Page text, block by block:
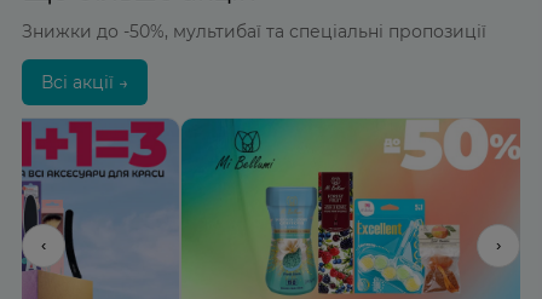
Знижки до -50%, мультибаї та спеціальні пропозиції
Всі акції →
‹ ›